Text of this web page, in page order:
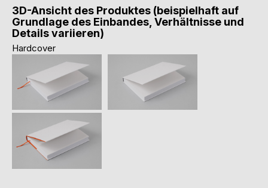
3D-Ansicht des Produktes (beispielhaft auf
Grundlage des Einbandes, Verhältnisse und
Details variieren)
Hardcover